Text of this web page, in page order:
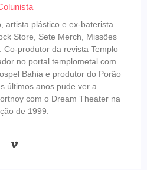
artista plástico e ex-baterista.
Store, Sete Merch, Missões
Co-produtor da revista Templo
no portal templometal.com.
Bahia e produtor do Porão
últimos anos pude ver a
com o Dream Theater na
de 1999.